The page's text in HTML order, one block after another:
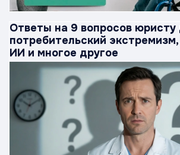
Ответы на 9 вопросов юристу
потребительский
ИИ и многое другое